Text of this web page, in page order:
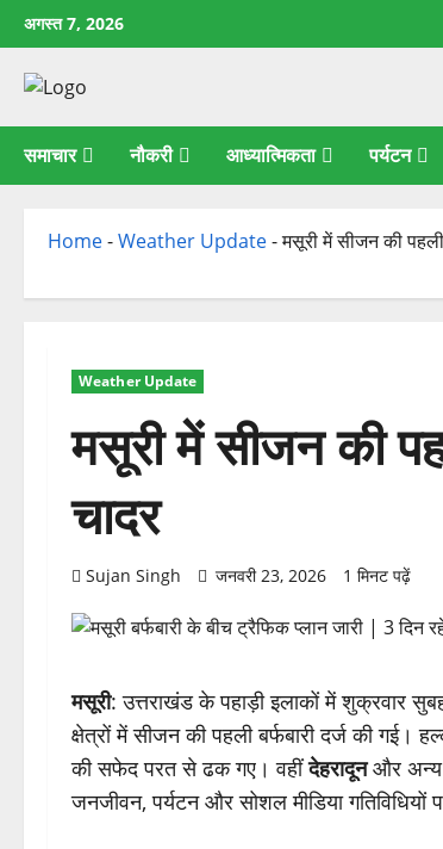
छोड़कर
सामग्री
अगस्त 7, 2026
समाचार नौकरी आध्यात्मिकता पर्यटन
Home-Weather Update-मसूरी में सीजन की
Weather Update
मसूरी में सीजन की
चादर
Sujan Singh जनवरी 23, 2026 1 मिनट पढ़ें
मसूरी: उत्तराखंड के पहाड़ी इलाकों में शुक्रवार
क्षेत्रों में सीजन की पहली बर्फबारी दर्ज की गई।
की सफेद परत से ढक गए। वहींदेहरादूनऔर अन्य
जनजीवन, पर्यटन और सोशल मीडिया गतिविधियों